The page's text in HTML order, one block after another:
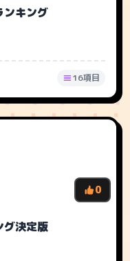
ンキング
16項目
0
グ決定版